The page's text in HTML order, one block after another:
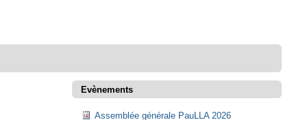
Evènements
Assemblée générale PauLLA 2026